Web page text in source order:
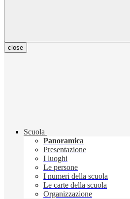
close
Scuola
Panoramica
Presentazione
I luoghi
Le persone
I numeri della scuola
Le carte della scuola
Organizzazione